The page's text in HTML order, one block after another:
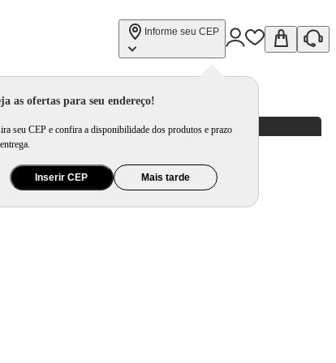
Informe seu CEP
as ofertas para seu endereço!
seu CEP e confira a disponibilidade dos produtos e prazo
Inserir CEP Mais tarde